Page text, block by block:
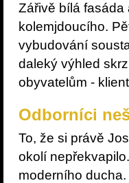
Zářivě bílá fasáda
kolemjdoucího.
vybudování
daleký výhled
obyvatelům -
Odborníci
To, že si právě
okolí
moderního